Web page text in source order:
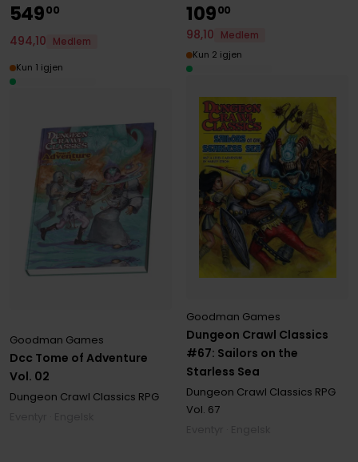
Dcc Tome of Adventure
Vol. 02
Goodman Games
Dungeon Crawl Classics RPG
54900
494,10 Medlem
Kun 1 igjen
Dungeon Crawl Classics
#67: Sailors on the
Starless Sea
Goodman Games
Dungeon Crawl Classics RPG
Vol. 67
10900
98,10
Medlem
Kun 2 igjen